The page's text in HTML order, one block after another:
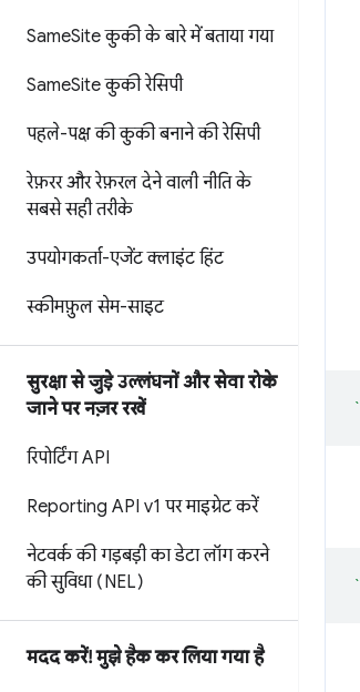
SameSite कुकी के बारे में बताया गया
SameSite कुकी रेसिपी
पहले-पक्ष की कुकी बनाने की रेसिपी
रेफ़रर और रेफ़रल देने वाली नीति के
सबसे सही तरीके
उपयोगकर्ता-एजेंट क्लाइंट हिंट
स्कीमफ़ुल सेम-साइट
सुरक्षा से जुड़े उल्लंघनों और सेवा रोके
जाने पर नज़र रखें
रिपोर्टिंग API
Reporting API v1 पर माइग्रेट करें
नेटवर्क की गड़बड़ी का डेटा लॉग करने
की सुविधा (NEL)
मदद करें! मुझे हैक कर लिया गया है
`
`